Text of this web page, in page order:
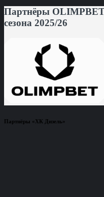
Партнёры
сезона 2025/26
Партнёры «ХК Дизель»